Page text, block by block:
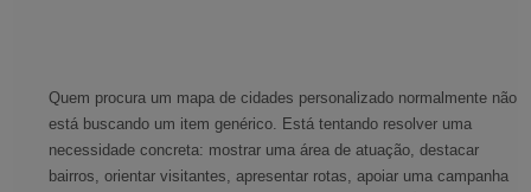
Quem procura um mapa de cidades personalizado normalmente não
está buscando um item genérico. Está tentando resolver uma
necessidade concreta: mostrar uma área de atuação, destacar
bairros, orientar visitantes, apresentar rotas, apoiar uma campanha